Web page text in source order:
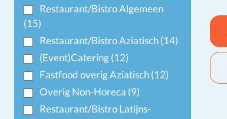
Restaurant/Bistro Algemeen
(15)
Restaurant/Bistro Aziatisch(14)
(Event)Catering(12)
Fastfood overig Aziatisch(12)
Overig Non-Horeca (9)
Restaurant/Bistro Latijns-